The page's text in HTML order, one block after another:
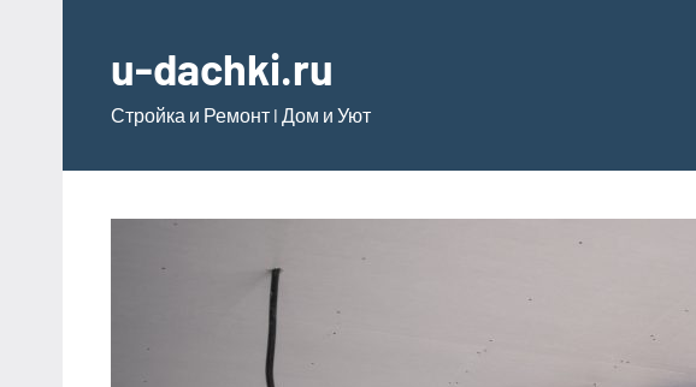
содержимому
u-dachki.ru
Стройка и Ремонт l Дом и Уют